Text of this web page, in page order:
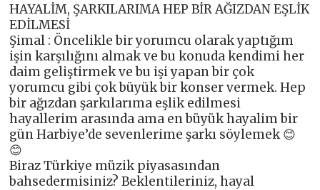
HAYALİM, ŞARKILARIMA HEP BİR AĞIZDAN EŞLİK
EDİLMESİ
Şimal : Öncelikle bir yorumcu olarak yaptığım
işin karşılığını almak ve bu konuda kendimi her
daim geliştirmek ve bu işi yapan bir çok
yorumcu gibi çok büyük bir konser vermek. Hep
bir ağızdan şarkılarıma eşlik edilmesi
hayallerim arasında ama en büyük hayalim bir
gün Harbiye’de sevenlerime şarkı söylemek 😊
😊
Biraz Türkiye müzik piyasasından
bahsedermisiniz? Beklentileriniz, hayal